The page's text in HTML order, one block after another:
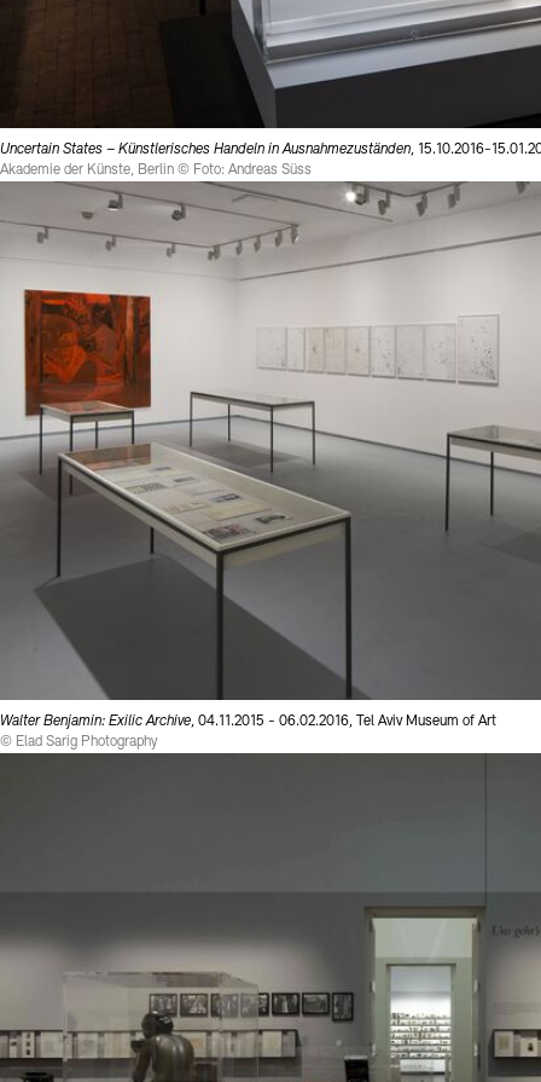
Uncertain States – Künstlerisches Handeln in Ausnahmezuständen, 15.10.2016-
Akademie der Künste, Berlin © Foto: Andreas Süss
Walter Benjamin: Exilic Archive, 04.11.2015 - 06.02.2016, Tel Aviv Museum of Art
© Elad Sarig Photography